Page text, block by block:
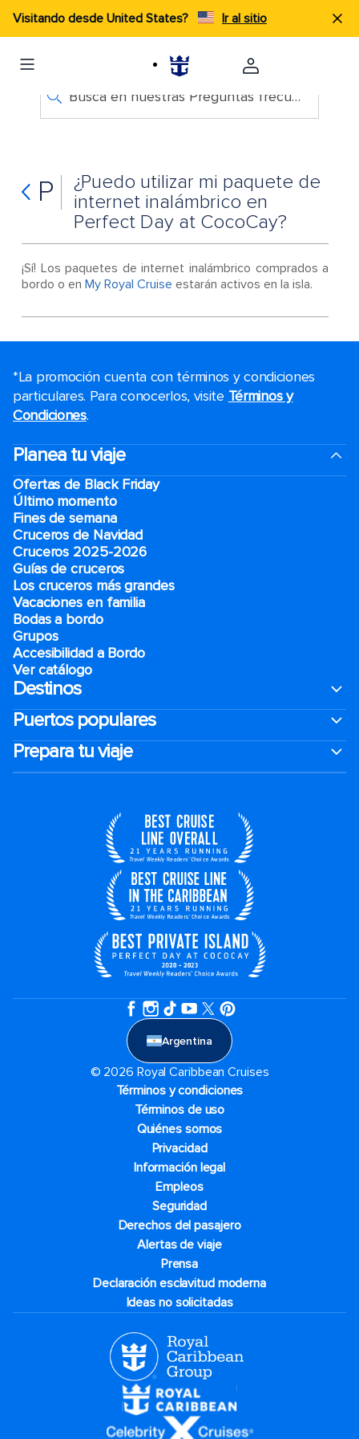
Visitando desde United States? Ir al sitio
Busca en nuestras Preguntas frecuentes
P
¿Puedo utilizar mi paquete de
internet inalámbrico en
Perfect Day at CocoCay?
¡Sí! Los paquetes de internet inalámbrico comprados a
bordo o en My Royal Cruise estarán activos en la isla.
*La promoción cuenta con términos y condiciones
particulares. Para conocerlos, visite Términos y
Condiciones.
Planea tu viaje
Ofertas de Black Friday
Último momento
Fines de semana
Cruceros de Navidad
Cruceros 2025-2026
Guías de cruceros
Los cruceros más grandes
Vacaciones en familia
Bodas a bordo
Grupos
Accesibilidad a Bordo
Ver catálogo
Destinos
Puertos populares
Prepara tu viaje
Argentina
© 2026 Royal Caribbean Cruises
Términos y condiciones
Términos de uso
Quiénes somos
Privacidad
Información legal
Empleos
Seguridad
Derechos del pasajero
Alertas de viaje
Prensa
Declaración esclavitud moderna
Ideas no solicitadas